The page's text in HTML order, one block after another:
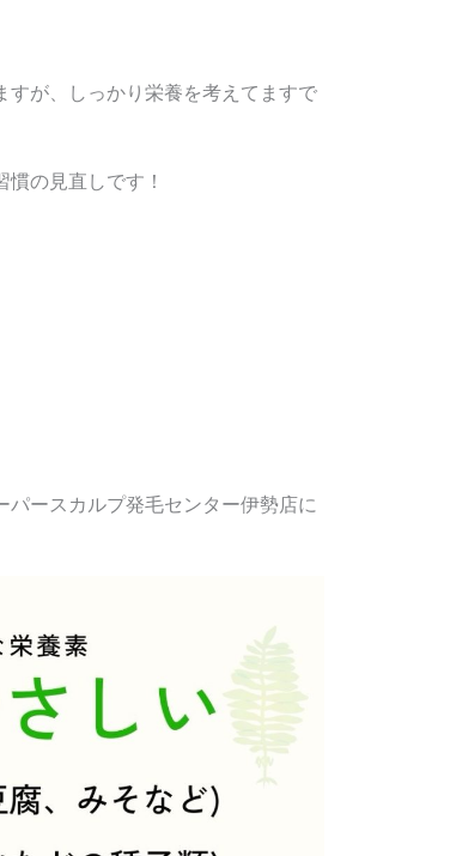
が、しっかり栄養を考えてますで
の見直しです！
ースカルプ発毛センター伊勢店に